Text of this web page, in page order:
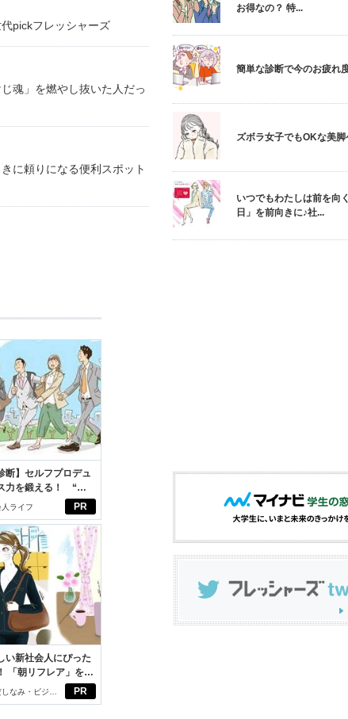
pickフレッシャーズ
魂」を燃やし抜いた人だっ
に頼りになる便利スポット
PR
断】セルフプロデュ
力を鍛える！ “ジ
観”診断
ライフ
PR
い新社会人にぴった
「朝リフレア」をは
よう。しっかりニオ
アして24時間快適。
なみ・ビジネ
イテム
お得なの？ 特...
簡単な診断で今のお疲れ
ズボラ女子でもOKな美脚
いつでもわたしは前を向
日」を前向きに♪社...